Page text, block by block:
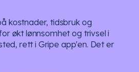
kostnader, tidsbruk og
økt lønnsomhet og trivsel i
rett i Gripe app'en. Det er